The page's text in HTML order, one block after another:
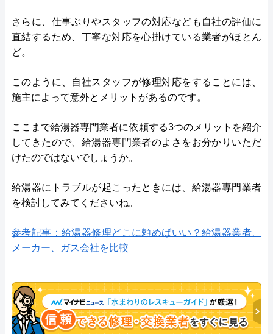
さらに、仕事ぶりやスタッフの対応なども自社の評価に
直結するため、丁寧な対応を心掛けている業者がほとん
ど。
このように、自社スタッフが修理対応をすることには、
施主によって意外とメリットがあるのです。
ここまで給湯器専門業者に依頼する3つのメリットを紹介
してきたので、給湯器専門業者のよさをお分かりいただ
けたのではないでしょうか。
給湯器にトラブルが起こったときには、給湯器専門業者
を検討してみてくださいね。
参考記事：給湯器修理どこに頼めばいい？給湯器業者、
メーカー、ガス会社を比較